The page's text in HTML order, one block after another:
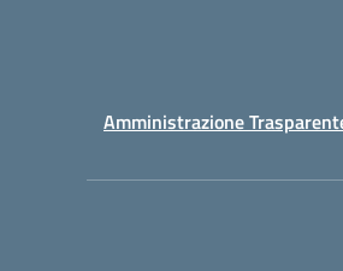
Amministrazione